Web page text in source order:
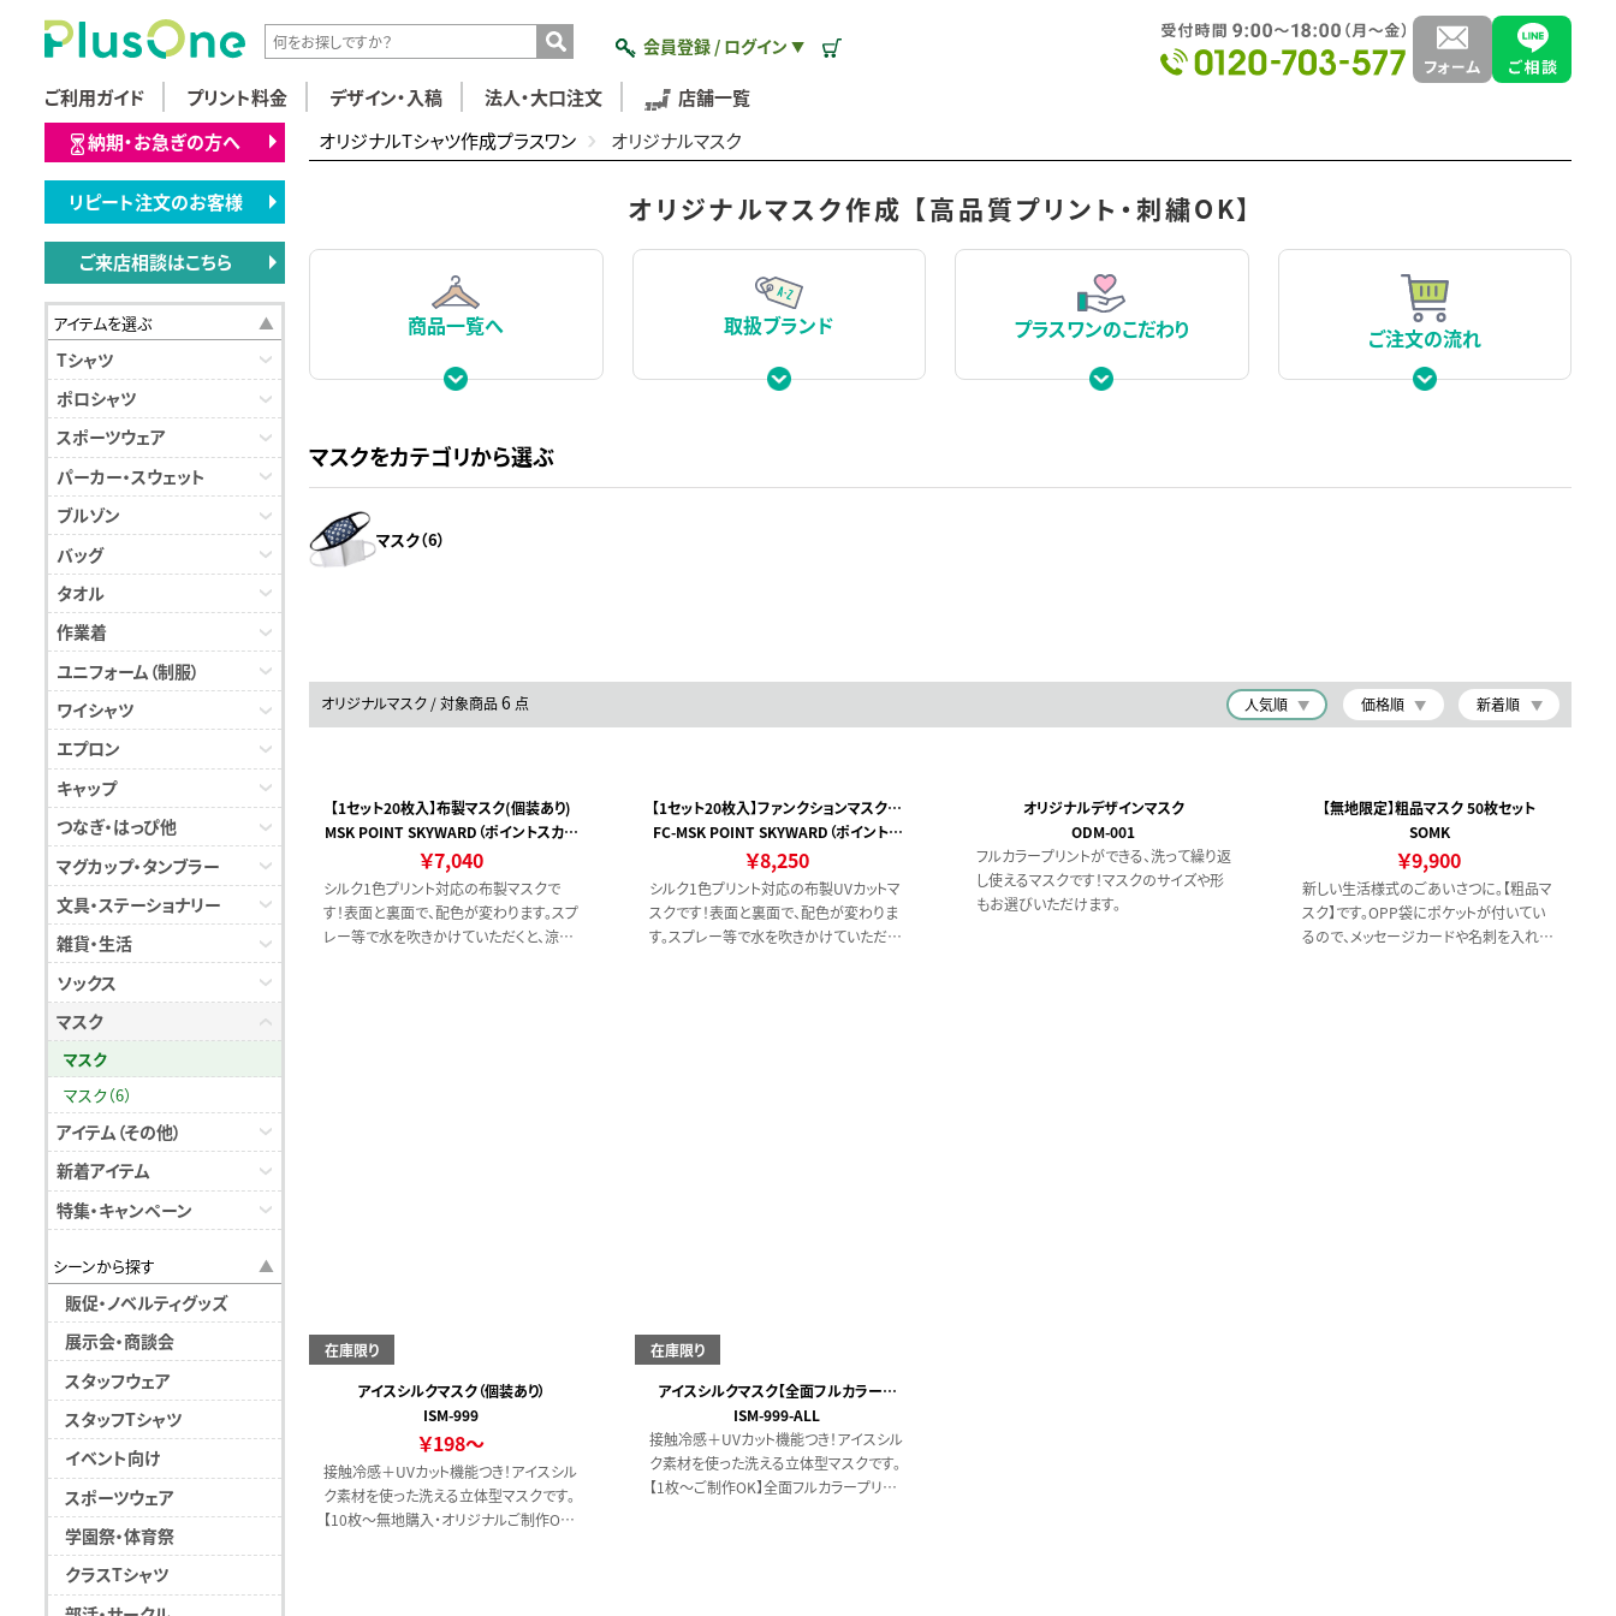
会員登録 / ログイン ▼
ご利用ガイド プリント料金 デザイン・入稿 法人・大口注文
店舗一覧
納期・お急ぎの方へ
リピート注文のお客様
ご来店相談はこちら
アイテムを選ぶ
Tシャツ
ポロシャツ
スポーツウェア
パーカー・スウェット
ブルゾン
バッグ
タオル
作業着
ユニフォーム（制服）
ワイシャツ
エプロン
キャップ
つなぎ・はっぴ他
マグカップ・タンブラー
文具・ステーショナリー
雑貨・生活
ソックス
マスク
マスク
マスク（6）
アイテム（その他）
新着アイテム
特集・キャンペーン
シーンから探す
販促・ノベルティグッズ
展示会・商談会
スタッフウェア
スタッフTシャツ
イベント向け
スポーツウェア
学園祭・体育祭
クラスTシャツ
オリジナルTシャツ作成プラスワン オリジナルマスク
オリジナルマスク作成 【高品質プリント・刺繍OK】
商品一覧へ 取扱ブランド プラスワンのこだわり ご注文の流れ
マスクをカテゴリから選ぶ
マスク（6）
オリジナルマスク / 対象商品 6 点 人気順 価格順 新着順
【1セット20枚入】布製マスク(個装あり)
MSK POINT SKYWARD（ポイントスカイ
ワード）
￥7,040
シルク1色プリント対応の布製マスクで
す！表面と裏面で、配色が変わります。スプ
レー等で水を吹きかけていただくと、涼し
【1セット20枚入】ファンクションマスク
UVカット(個装あり)
FC-MSK POINT SKYWARD（ポイントス
カイワード）
￥8,250
シルク1色プリント対応の布製UVカットマ
スクです！表面と裏面で、配色が変わりま
す。スプレー等で水を吹きかけていただく
オリジナルデザインマスク
ODM-001
フルカラープリントができる、洗って繰り返
し使えるマスクです！マスクのサイズや形
もお選びいただけます。
【無地限定】粗品マスク 50枚セット
SOMK
￥9,900
新しい生活様式のごあいさつに。【粗品マ
スク】です。OPP袋にポケットが付いてい
るので、メッセージカードや名刺を入れ
在庫限り
アイスシルクマスク（個装あり）
ISM-999
￥198～
接触冷感＋UVカット機能つき！アイスシル
ク素材を使った洗える立体型マスクです。
【10枚～無地購入・オリジナルご制作OK】
在庫限り
アイスシルクマスク【全面フルカラー対
応】（個装あり）
ISM-999-ALL
接触冷感＋UVカット機能つき！アイスシル
ク素材を使った洗える立体型マスクです。
【1枚～ご制作OK】全面フルカラープリン